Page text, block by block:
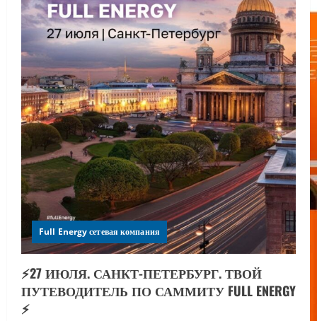
Full Energy сетевая компания
⚡️27 ИЮЛЯ. САНКТ-ПЕТЕРБУРГ. ТВОЙ
ПУТЕВОДИТЕЛЬ ПО САММИТУ FULL ENERGY
⚡️